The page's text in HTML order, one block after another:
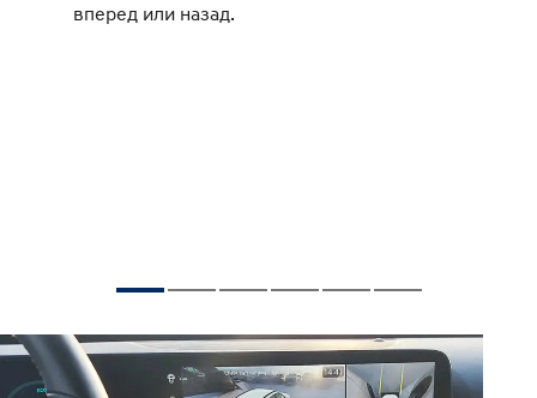
вперед или назад.